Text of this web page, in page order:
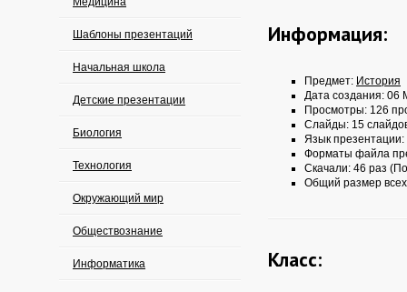
Шаблоны презентаций
Начальная школа
Детские презентации
Биология
Технология
Окружающий мир
Обществознание
Информатика
Информация:
Предмет: История
Дата создания: 06
Просмотры: 126
Слайды: 15
Язык презентации:
Форматы файла
Скачали: 46 раз
Общий размер
Класс: